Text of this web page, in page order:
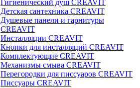
Гигиенический душ CREAVIT
Детская сантехника CREAVIT
Душевые панели и гарнитуры
CREAVIT
Инсталляции CREAVIT
Кнопки для инсталляций CREAVIT
Комплектующие CREAVIT
Механизмы смыва CREAVIT
Перегородки для писсуаров CREAVIT
Писсуары CREAVIT